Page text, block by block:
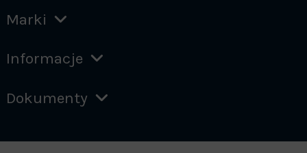
Marki
Informacje
Dokumenty